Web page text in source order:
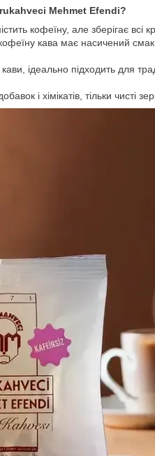
Mehmet Efendi?
кофеїну, але зберігає всі
кава має насичений
ідеально підходить для
і хімікатів, тільки чисті